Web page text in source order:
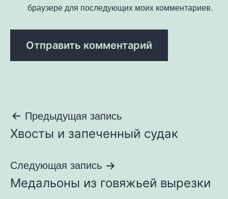
браузере для последующих моих комментариев.
Навигация
по
записям
Предыдущая запись
Хвосты и запеченный судак
Следующая запись
Медальоны из говяжьей вырезки